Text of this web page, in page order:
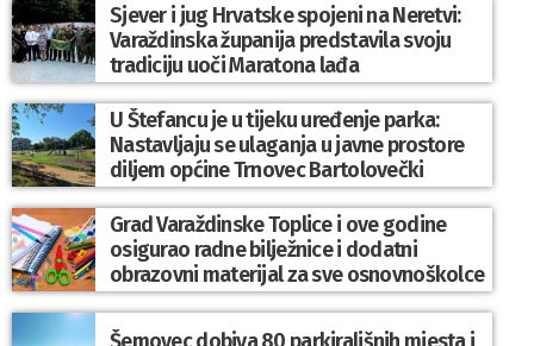
Sjever i jug Hrvatske spojeni na Neretvi:
Varaždinska županija predstavila svoju
tradiciju uoči Maratona lađa
U Štefancu je u tijeku uređenje parka:
Nastavljaju se ulaganja u javne prostore
diljem općine Trnovec Bartolovečki
Grad Varaždinske Toplice i ove godine
osigurao radne bilježnice i dodatni
obrazovni materijal za sve osnovnoškolce